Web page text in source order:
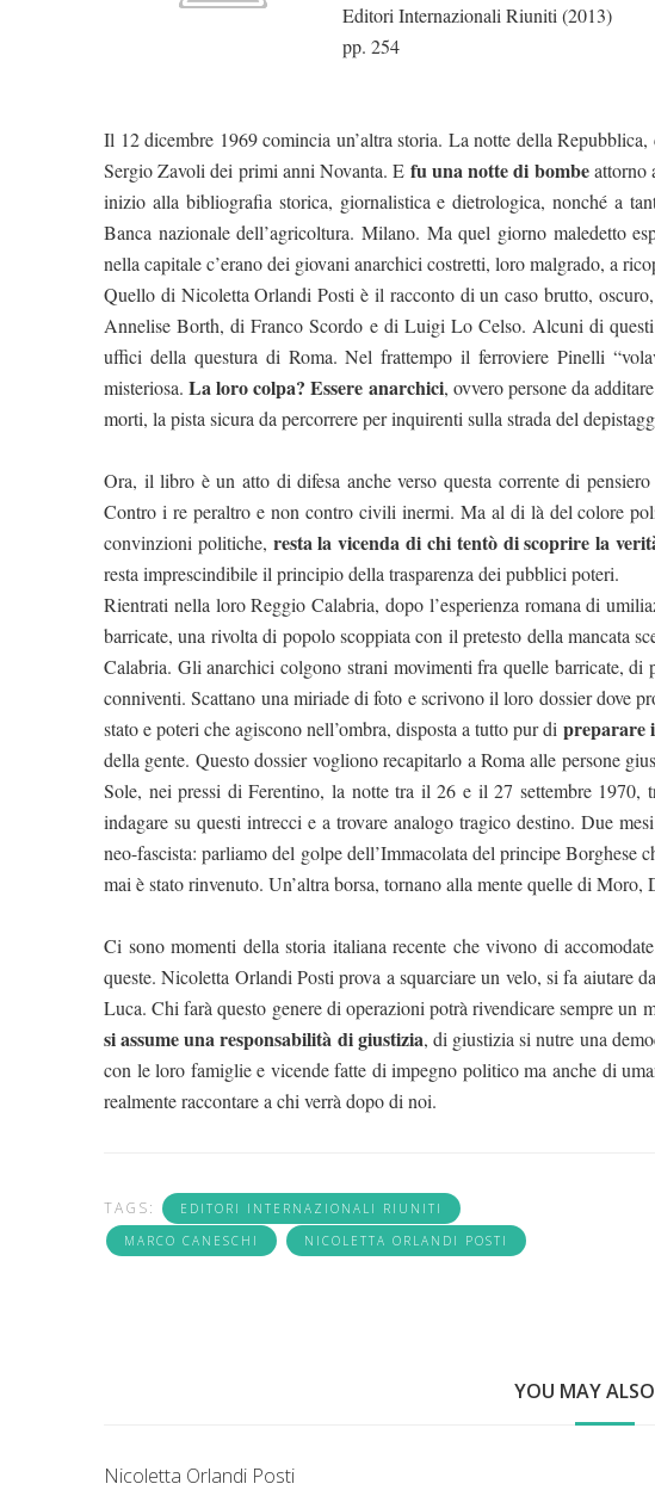
Editori Internazionali Riuniti (2013)
pp. 254
Il 12 dicembre 1969 comincia un’altra storia. La notte della
Sergio Zavoli dei primi anni Novanta. E fu una notte di bombeattorno
inizio alla bibliografia storica, giornalistica e dietrologica, nonché a
Banca nazionale dell’agricoltura. Milano. Ma quel giorno maledetto
nella capitale c’erano dei giovani anarchici costretti, loro malgrado, a
Quello di Nicoletta Orlandi Posti è il racconto di un caso brutto,
Annelise Borth, di Franco Scordo e di Luigi Lo Celso. Alcuni di
uffici della questura di Roma. Nel frattempo il ferroviere Pinelli
misteriosa.La loro colpa? Essere anarchici, ovvero persone da
morti, la pista sicura da percorrere per inquirenti sulla strada del
Ora, il libro è un atto di difesa anche verso questa corrente di
Contro i re peraltro e non contro civili inermi. Ma al di là del colore
convinzioni politiche, resta la vicenda di chi tentò di scoprire la
resta imprescindibile il principio della trasparenza dei pubblici poteri.
Rientrati nella loro Reggio Calabria, dopo l’esperienza romana di
barricate, una rivolta di popolo scoppiata con il pretesto della mancata
Calabria. Gli anarchici colgono strani movimenti fra quelle barricate,
conniventi. Scattano una miriade di foto e scrivono il loro dossier dove
stato e poteri che agiscono nell’ombra, disposta a tutto pur di preparare
della gente. Questo dossier vogliono recapitarlo a Roma alle persone
Sole, nei pressi di Ferentino, la notte tra il 26 e il 27 settembre
indagare su questi intrecci e a trovare analogo tragico destino. Due
neo-fascista: parliamo del golpe dell’Immacolata del principe Borghese
mai è stato rinvenuto. Un’altra borsa, tornano alla mente quelle di
Ci sono momenti della storia italiana recente che vivono di
queste. Nicoletta Orlandi Posti prova a squarciare un velo, si fa aiutare
Luca. Chi farà questo genere di operazioni potrà rivendicare sempre un
si assume una responsabilità di giustizia, di giustizia si nutre una
con le loro famiglie e vicende fatte di impegno politico ma anche di
realmente raccontare a chi verrà dopo di noi.
TAGS:
EDITORI INTERNAZIONALI RIUNITI
MARCO CANESCHI
NICOLETTA ORLANDI POSTI
YOU MAY
Nicoletta Orlandi Posti